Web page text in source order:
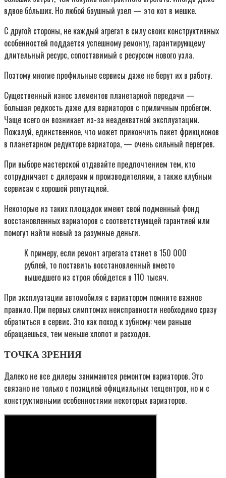
вдвое бóльших. Но любой бэушный узел — это кот в мешке.
С другой стороны, не каждый агрегат в силу своих конструктивных
особенностей поддается успешному ремонту, гарантирующему
длительный ресурс, сопоставимый с ресурсом нового узла.
Поэтому многие профильные сервисы даже не берут их в работу.
Существенный износ элементов планетарной передачи —
большая редкость даже для вариаторов с приличным пробегом.
Чаще всего он возникает из-за неадекватной эксплуатации.
Пожалуй, единственное, что может прикончить пакет фрикционов
в планетарном редукторе вариатора, — очень сильный перегрев.
При выборе мастерской отдавайте предпочтением тем, кто
сотрудничает с дилерами и производителями, а также клубным
сервисам с хорошей репутацией.
Некоторые из таких площадок имеют свой подменный фонд
восстановленных вариаторов с соответствующей гарантией или
помогут найти новый за разумные деньги.
К примеру, если ремонт агрегата станет в 150 000
рублей, то поставить восстановленный вместо
вышедшего из строя обойдется в 110 тысяч.
При эксплуатации автомобиля с вариатором помните важное
правило. При первых симптомах неисправности необходимо сразу
обратиться в сервис. Это как поход к зубному: чем раньше
обращаешься, тем меньше хлопот и расходов.
ТОЧКА ЗРЕНИЯ
Далеко не все дилеры занимаются ремонтом вариаторов. Это
связано не только с позицией официальных техцентров, но и с
конструктивными особенностями некоторых вариаторов.